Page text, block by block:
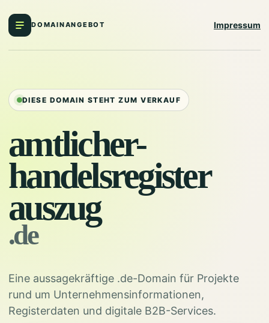
DOMAINANGEBOT Impressum
DIESE DOMAIN STEHT ZUM VERKAUF
amtlicher-
handelsregister
auszug
.de
Eine aussagekräftige .de-Domain für Projekte
rund um Unternehmensinformationen,
Registerdaten und digitale B2B-Services.